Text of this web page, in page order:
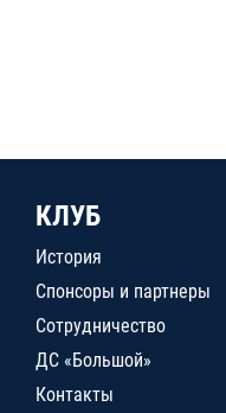
КЛУБ
История
Спонсоры и партнеры
Сотрудничество
ДС «Большой»
Контакты